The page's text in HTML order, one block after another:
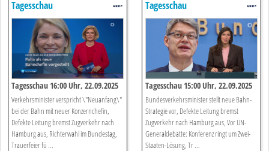
Tagesschau
Tagesschau 16:00 Uhr, 22.09.2025
Verkehrsminister verspricht \"Neuanfang\"
bei der Bahn mit neuer Konzernchefin,
Defekte Leitung bremst Zugverkehr nach
Hamburg aus, Richterwahl im Bundestag,
Trauerfeier fü ...
Tagesschau
Tagesschau 15:00 Uhr, 22.09.2025
Bundesverkehrsminister stellt neue Bahn-
Strategie vor, Defekte Leitung bremst
Zugverkehr nach Hamburg aus, Vor UN-
Generaldebatte: Konferenz ringt um Zwei-
Staaten-Lösung, Tr ...